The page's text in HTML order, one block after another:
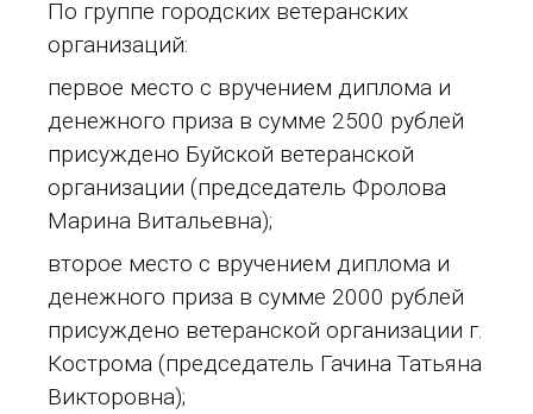
По группе городских ветеранских
организаций:
первое место с вручением диплома и
денежного приза в сумме 2500 рублей
присуждено Буйской ветеранской
организации (председатель Фролова
Марина Витальевна);
второе место с вручением диплома и
денежного приза в сумме 2000 рублей
присуждено ветеранской организации г.
Кострома (председатель Гачина Татьяна
Викторовна);